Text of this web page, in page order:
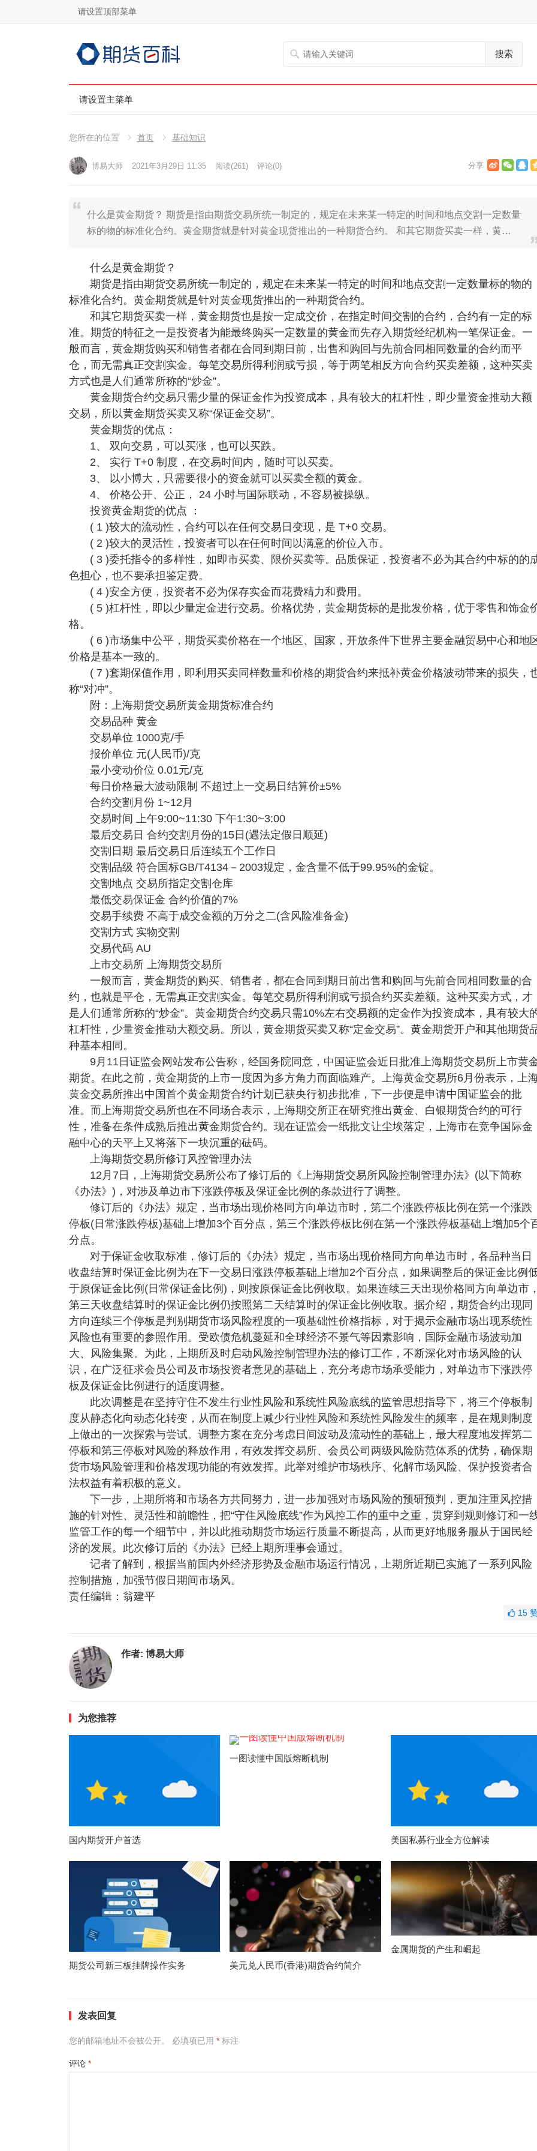
请设置顶部菜单
搜索
请设置主菜单
您所在的位置 首页 基础知识
博易大师 2021年3月29日 11:35 阅读(261) 评论(0)
什么是黄金期货？ 期货是指由期货交易所统一制定的，规定在未来某一特定的时间和地点交割一定数量
标的物的标准化合约。黄金期货就是针对黄金现货推出的一种期货合约。 和其它期货买卖一样，黄…
什么是黄金期货？
期货是指由期货交易所统一制定的，规定在未来某一特定的时间和地点交割一定数量标的物的
标准化合约。黄金期货就是针对黄金现货推出的一种期货合约。
和其它期货买卖一样，黄金期货也是按一定成交价，在指定时间交割的合约，合约有一定的标
准。期货的特征之一是投资者为能最终购买一定数量的黄金而先存入期货经纪机构一笔保证金。一
般而言，黄金期货购买和销售者都在合同到期日前，出售和购回与先前合同相同数量的合约而平
仓，而无需真正交割实金。每笔交易所得利润或亏损，等于两笔相反方向合约买卖差额，这种买卖
方式也是人们通常所称的“炒金”。
黄金期货合约交易只需少量的保证金作为投资成本，具有较大的杠杆性，即少量资金推动大额
交易，所以黄金期货买卖又称“保证金交易”。
黄金期货的优点：
1、 双向交易，可以买涨，也可以买跌。
2、 实行 T+0 制度，在交易时间内，随时可以买卖。
3、 以小博大，只需要很小的资金就可以买卖全额的黄金。
4、 价格公开、公正， 24 小时与国际联动，不容易被操纵。
投资黄金期货的优点 ：
( 1 )较大的流动性，合约可以在任何交易日变现，是 T+0 交易。
( 2 )较大的灵活性，投资者可以在任何时间以满意的价位入市。
( 3 )委托指令的多样性，如即市买卖、限价买卖等。品质保证，投资者不必为其合约中标的的
色担心，也不要承担鉴定费。
( 4 )安全方便，投资者不必为保存实金而花费精力和费用。
( 5 )杠杆性，即以少量定金进行交易。价格优势，黄金期货标的是批发价格，优于零售和饰金
格。
( 6 )市场集中公平，期货买卖价格在一个地区、国家，开放条件下世界主要金融贸易中心和地
价格是基本一致的。
( 7 )套期保值作用，即利用买卖同样数量和价格的期货合约来抵补黄金价格波动带来的损失，
称“对冲”。
附：上海期货交易所黄金期货标准合约
交易品种 黄金
交易单位 1000克/手
报价单位 元(人民币)/克
最小变动价位 0.01元/克
每日价格最大波动限制 不超过上一交易日结算价±5%
合约交割月份 1~12月
交易时间 上午9:00~11:30 下午1:30~3:00
最后交易日 合约交割月份的15日(遇法定假日顺延)
交割日期 最后交易日后连续五个工作日
交割品级 符合国标GB/T4134－2003规定，金含量不低于99.95%的金锭。
交割地点 交易所指定交割仓库
最低交易保证金 合约价值的7%
交易手续费 不高于成交金额的万分之二(含风险准备金)
交割方式 实物交割
交易代码 AU
上市交易所 上海期货交易所
一般而言，黄金期货的购买、销售者，都在合同到期日前出售和购回与先前合同相同数量的合
约，也就是平仓，无需真正交割实金。每笔交易所得利润或亏损合约买卖差额。这种买卖方式，才
是人们通常所称的“炒金”。黄金期货合约交易只需10%左右交易额的定金作为投资成本，具有较大
杠杆性，少量资金推动大额交易。所以，黄金期货买卖又称“定金交易”。黄金期货开户和其他期货
种基本相同。
9月11日证监会网站发布公告称，经国务院同意，中国证监会近日批准上海期货交易所上市黄
期货。在此之前，黄金期货的上市一度因为多方角力而面临难产。上海黄金交易所6月份表示，上
黄金交易所推出中国首个黄金期货合约计划已获央行初步批准，下一步便是申请中国证监会的批
准。而上海期货交易所也在不同场合表示，上海期交所正在研究推出黄金、白银期货合约的可行
性，准备在条件成熟后推出黄金期货合约。现在证监会一纸批文让尘埃落定，上海市在竞争国际金
融中心的天平上又将落下一块沉重的砝码。
上海期货交易所修订风控管理办法
12月7日，上海期货交易所公布了修订后的《上海期货交易所风险控制管理办法》(以下简称
《办法》)，对涉及单边市下涨跌停板及保证金比例的条款进行了调整。
修订后的《办法》规定，当市场出现价格同方向单边市时，第二个涨跌停板比例在第一个涨跌
停板(日常涨跌停板)基础上增加3个百分点，第三个涨跌停板比例在第一个涨跌停板基础上增加5个
分点。
对于保证金收取标准，修订后的《办法》规定，当市场出现价格同方向单边市时，各品种当日
收盘结算时保证金比例为在下一交易日涨跌停板基础上增加2个百分点，如果调整后的保证金比例
于原保证金比例(日常保证金比例)，则按原保证金比例收取。如果连续三天出现价格同方向单边市
第三天收盘结算时的保证金比例仍按照第二天结算时的保证金比例收取。据介绍，期货合约出现同
方向连续三个停板是判别期货市场风险程度的一项基础性价格指标，对于揭示金融市场出现系统性
风险也有重要的参照作用。受欧债危机蔓延和全球经济不景气等因素影响，国际金融市场波动加
大、风险集聚。为此，上期所及时启动风险控制管理办法的修订工作，不断深化对市场风险的认
识，在广泛征求会员公司及市场投资者意见的基础上，充分考虑市场承受能力，对单边市下涨跌停
板及保证金比例进行的适度调整。
此次调整是在坚持守住不发生行业性风险和系统性风险底线的监管思想指导下，将三个停板制
度从静态化向动态化转变，从而在制度上减少行业性风险和系统性风险发生的频率，是在规则制度
上做出的一次探索与尝试。调整方案在充分考虑日间波动及流动性的基础上，最大程度地发挥第二
停板和第三停板对风险的释放作用，有效发挥交易所、会员公司两级风险防范体系的优势，确保期
货市场风险管理和价格发现功能的有效发挥。此举对维护市场秩序、化解市场风险、保护投资者合
法权益有着积极的意义。
下一步，上期所将和市场各方共同努力，进一步加强对市场风险的预研预判，更加注重风控措
施的针对性、灵活性和前瞻性，把“守住风险底线”作为风控工作的重中之重，贯穿到规则修订和一
监管工作的每一个细节中，并以此推动期货市场运行质量不断提高，从而更好地服务服从于国民经
济的发展。此次修订后的《办法》已经上期所理事会通过。
记者了解到，根据当前国内外经济形势及金融市场运行情况，上期所近期已实施了一系列风险
控制措施，加强节假日期间市场风。
责任编辑：翁建平
15
作者: 博易大师
为您推荐
国内期货开户首选
一图读懂中国版熔断机制
美国私募行业全方位解读
期货公司新三板挂牌操作实务 美元兑人民币(香港)期货合约简介
金属期货的产生和崛起
发表回复
您的邮箱地址不会被公开。 必填项已用 *标注
评论 *